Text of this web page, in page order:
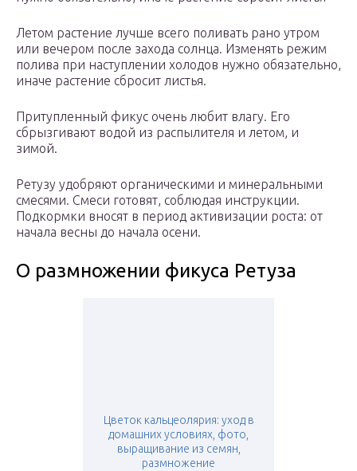
Летом растение лучше всего поливать рано утром
или вечером после захода солнца. Изменять режим
полива при наступлении холодов нужно обязательно,
иначе растение сбросит листья.
Притупленный фикус очень любит влагу. Его
сбрызгивают водой из распылителя и летом, и
зимой.
Ретузу удобряют органическими и минеральными
смесями. Смеси готовят, соблюдая инструкции.
Подкормки вносят в период активизации роста: от
начала весны до начала осени.
О размножении фикуса Ретуза
Цветок кальцеолярия: уход в
домашних условиях, фото,
выращивание из семян,
размножение